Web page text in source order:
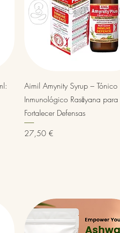
Vista rápida
Aimil Amynity Syrup – Tónico
Inmunológico Rasāyana para
Fortalecer Defensas
Precio
27,50 €